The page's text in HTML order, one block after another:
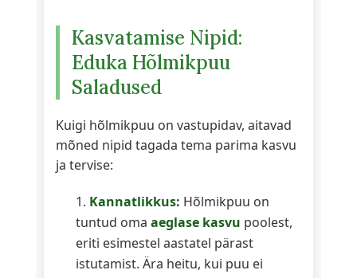
Kasvatamise Nipid:
Eduka Hõlmikpuu
Saladused
Kuigi hõlmikpuu on vastupidav, aitavad
mõned nipid tagada tema parima kasvu
ja tervise:
Kannatlikkus: Hõlmikpuu on
tuntud oma aeglase kasvu poolest,
eriti esimestel aastatel pärast
istutamist. Ära heitu, kui puu ei